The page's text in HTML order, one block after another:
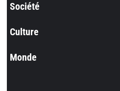
Société
Culture
Monde